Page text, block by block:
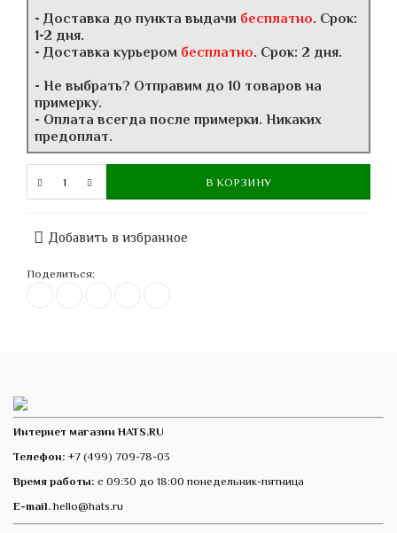
- Доставка до пункта выдачи бесплатно. Срок:
1-2 дня.
- Доставка курьером бесплатно. Срок: 2 дня.
- Не выбрать? Отправим до 10 товаров на
примерку.
- Оплата всегда после примерки. Никаких
предоплат.
В КОРЗИНУ
Добавить в избранное
Поделиться:
Интернет магазин HATS.RU
Телефон: +7 (499) 709-78-03
Время работы: с 09:30 до 18:00 понедельник-пятница
E-mail. hello@hats.ru